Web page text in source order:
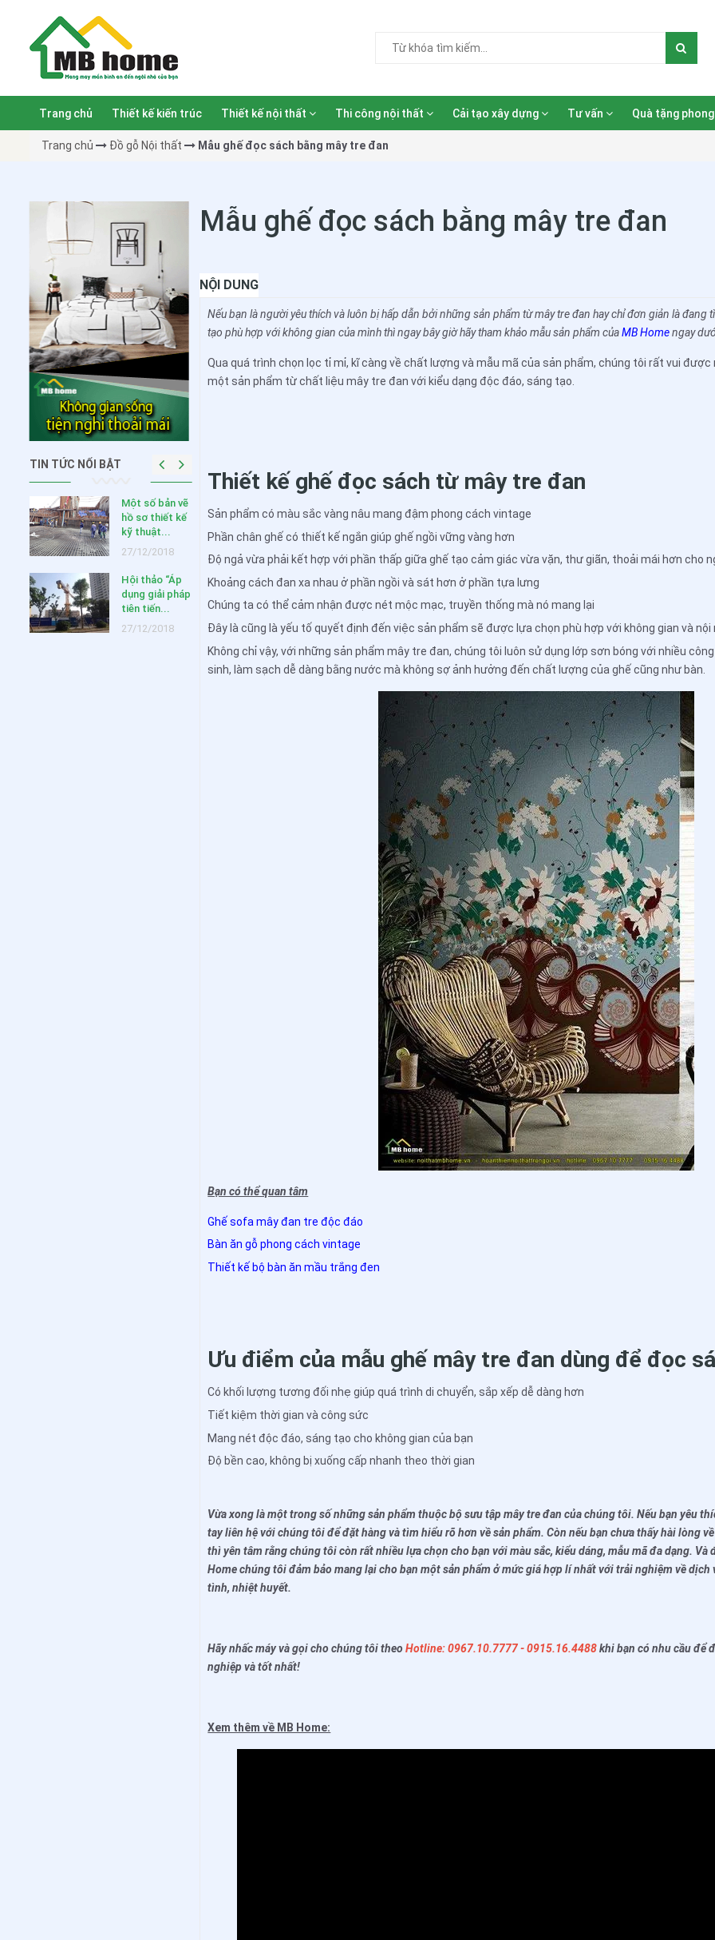
Trang chủ Thiết kế kiến trúc Thiết kế nội thất Thi công nội thất Cải tạo xây dựng Tư vấn Quà tặng
Trang chủ Đồ gỗ Nội thất Mẫu ghế đọc sách bằng mây tre đan
Mẫu ghế đọc sách bằng mây tre đan
NỘI DUNG
Nếu bạn là người yêu thích và luôn bị hấp dẫn bởi những sản phẩm từ mây tre đan hay chỉ đơn giản là đang
tạo phù hợp với không gian của mình thì ngay bây giờ hãy tham khảo mẫu sản phẩm củaMB Homengay
Qua quá trình chọn lọc tỉ mỉ, kĩ càng về chất lượng và mẫu mã của sản phẩm, chúng tôi rất vui
một sản phẩm từ chất liệu mây tre đan với kiểu dạng độc đáo, sáng tạo.
Thiết kế ghế đọc sách từ mây tre đan
Sản phẩm có màu sắc vàng nâu mang đậm phong cách vintage
Phần chân ghế có thiết kế ngắn giúp ghế ngồi vững vàng hơn
Độ ngả vừa phải kết hợp với phần thấp giữa ghế tạo cảm giác vừa vặn, thư giãn, thoải mái hơn cho
Khoảng cách đan xa nhau ở phần ngồi và sát hơn ở phần tựa lưng
Chúng ta có thể cảm nhận được nét mộc mạc, truyền thống mà nó mang lại
Đây là cũng là yếu tố quyết định đến việc sản phẩm sẽ được lựa chọn phù hợp với không gian và
Không chỉ vậy, với những sản phẩm mây tre đan, chúng tôi luôn sử dụng lớp sơn bóng với nhiều
sinh, làm sạch dễ dàng bằng nước mà không sợ ảnh hưởng đến chất lượng của ghế cũng như bàn.
Bạn có thể quan tâm
Ghế sofa mây đan tre độc đáo
Bàn ăn gỗ phong cách vintage
Thiết kế bộ bàn ăn mầu trắng đen
Ưu điểm của mẫu ghế mây tre đan dùng để đọc
Có khối lượng tương đối nhẹ giúp quá trình di chuyển, sắp xếp dễ dàng hơn
Tiết kiệm thời gian và công sức
Mang nét độc đáo, sáng tạo cho không gian của bạn
Độ bền cao, không bị xuống cấp nhanh theo thời gian
Vừa xong là một trong số những sản phẩm thuộc bộ sưu tập mây tre đan của chúng tôi. Nếu bạn yêu
tay liên hệ với chúng tôi để đặt hàng và tìm hiểu rõ hơn về sản phẩm. Còn nếu bạn chưa thấy hài lòng
thì yên tâm rằng chúng tôi còn rất nhiều lựa chọn cho bạn với màu sắc, kiểu dáng, mẫu mã đa dạng. Và
Home chúng tôi đảm bảo mang lại cho bạn một sản phẩm ở mức giá hợp lí nhất với trải nghiệm về dịch
tình, nhiệt huyết.
Hãy nhấc máy và gọi cho chúng tôi theoHotline: 0967.10.7777 - 0915.16.4488khi bạn có nhu cầu để
nghiệp và tốt nhất!
Xem thêm về MB Home:
TIN TỨC NỔI BẬT
SIÊU KHUYẾN
MẠI MỪNG
NĂM MỚI 2020
03/02/2020
Những lưu ý
quan trọng khi
thiết kế c...
hồ sơ thiết kế
kỹ thuật...
27/12/2018
Hội thảo “Áp
tiên tiến...
27/12/2018